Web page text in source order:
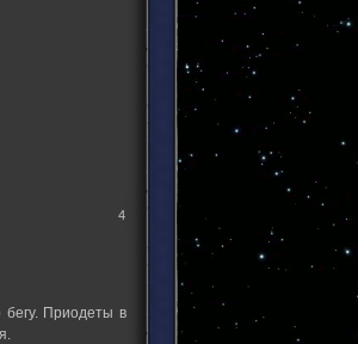
4
бегу. Приодеты в